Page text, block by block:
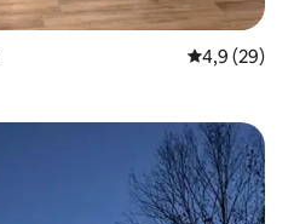
Nilai rata-
4,9 (29)